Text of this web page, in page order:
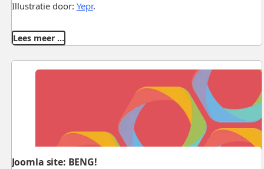
Illustratie door: Yepr.
Lees meer …
Joomla site: BENG!